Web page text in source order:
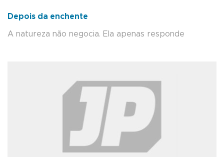
Depois da enchente
A natureza não negocia. Ela apenas responde